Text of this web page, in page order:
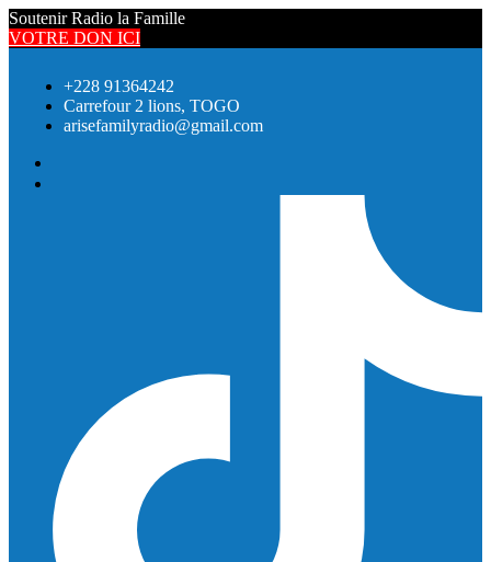
Soutenir Radio la Famille
VOTRE DON ICI
+228 91364242
Carrefour 2 lions, TOGO
arisefamilyradio@gmail.com